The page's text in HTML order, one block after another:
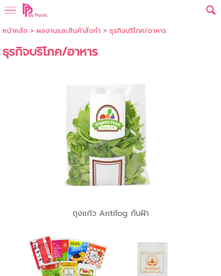
หน้าหลัก > ผลงานและสินค้าสั่งทำ > ธุรกิจบริโภค/อาหาร
ธุรกิจบริโภค/อาหาร
ถุงแก้ว Antifog กันฝ้า